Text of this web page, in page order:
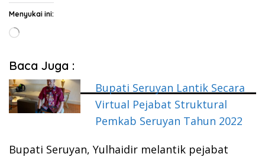
Menyukai ini:
Memuat...
Baca Juga :
Bupati Seruyan Lantik Secara
Virtual Pejabat Struktural
Pemkab Seruyan Tahun 2022
Bupati Seruyan, Yulhaidir melantik pejabat